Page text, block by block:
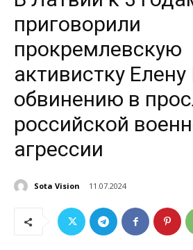
приговорили
прокремлевскую
активистку
обвинению в
российской
агрессии
Sota Vision 11.07.2024